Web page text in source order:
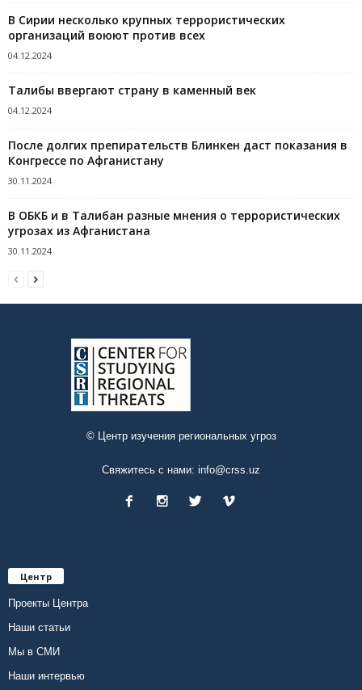
В Сирии несколько крупных террористических
организаций воюют против всех
04.12.2024
Талибы ввергают страну в каменный век
04.12.2024
После долгих препирательств Блинкен даст показания в
Конгрессе по Афганистану
30.11.2024
В ОБКБ и в Талибан разные мнения о террористических
угрозах из Афганистана
30.11.2024
© Центр изучения региональных угроз
Свяжитесь с нами: info@crss.uz
Центр
Проекты Центра
Наши статьи
Мы в СМИ
Наши интервью